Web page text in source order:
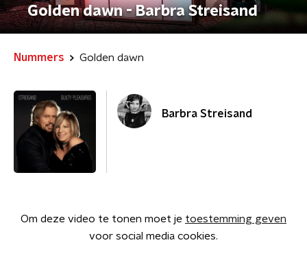
Golden dawn - Barbra Streisand
Nummers Golden dawn
Barbra Streisand
Om deze video te tonen moet je toestemming geven
voor social media cookies.